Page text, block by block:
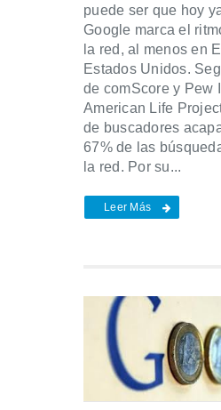
puede ser que hoy
Google marca el
la red, al menos en
Estados Unidos.
de comScore y Pew
American Life
de buscadores
67% de las
la red. Por su...
Leer Más